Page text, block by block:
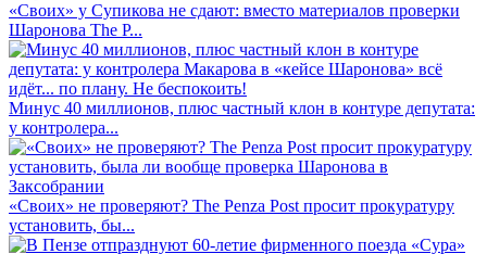
«Своих» у Супикова не сдают: вместо материалов проверки
Шаронова The P...
Минус 40 миллионов, плюс частный клон в контуре депутата:
у контролера...
«Своих» не проверяют? The Penza Post просит прокуратуру
установить, бы...